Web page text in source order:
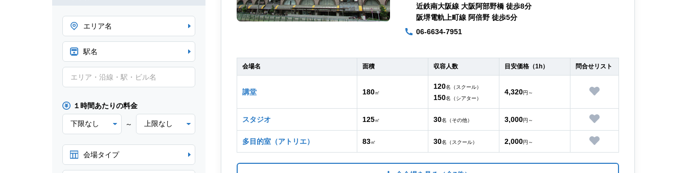
エリア名
駅名
１時間あたりの料金
～
会場タイプ
近鉄南大阪線 大阪阿部野橋 徒歩8分
阪堺電軌上町線 阿倍野 徒歩5分
06-6634-7951
会場名 面積 収容人数 目安価格（1h） 問合せリスト
講堂 180㎡
120名（スクール）
150名（シアター）
4,320円～
スタジオ 125㎡ 30名（その他） 3,000円～
多目的室（アトリエ） 83㎡ 30名（スクール） 2,000円～